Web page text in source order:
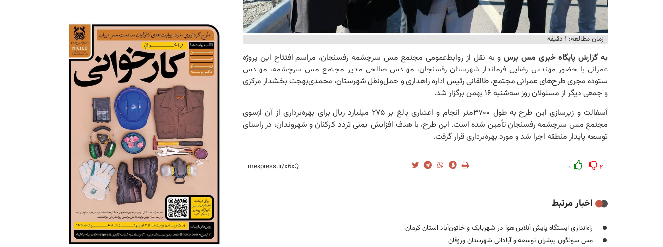
زمان مطالعه: ۱ دقیقه
به‌ گزارش پایگاه خبری مس پرسو به نقل از روابط‌عمومی مجتمع مس سرچشمه رفسنجان، مراسم افتتاح این پروژه
عمرانی با حضور مهندس رضایی فرماندار شهرستان رفسنجان، مهندس صالحی مدیر مجتمع مس سرچشمه، مهندس
ستوده مجری طرح‌های عمرانی مجتمع، طالقانی رئیس اداره راهداری و حمل‌ونقل شهرستان، محمدی‌بهجت بخشدار مرکزی
و جمعی دیگر از مسئولان روز سه‌شنبه ۱۶‌ بهمن برگزار شد.
آسفالت و زیرسازی این طرح به طول ۳۷۰۰متر انجام و اعتباری بالغ بر ۲۷۵ میلیارد ریال برای بهره‌برداری از آن ازسوی
مجتمع مس سرچشمه رفسنجان تأمین شده است. این طرح، با هدف افزایش ایمنی تردد کارکنان و شهروندان، در راستای
توسعه پایدار منطقه اجرا شد و مورد بهره‌برداری قرار گرفت.
۲ ۰
اخبار مرتبط
راه‌اندازی ایستگاه پایش آنلاین هوا در شهربابک و خاتون‌آباد استان کرمان
مس سونگون پیشران توسعه و آبادانی شهرستان ورزقان